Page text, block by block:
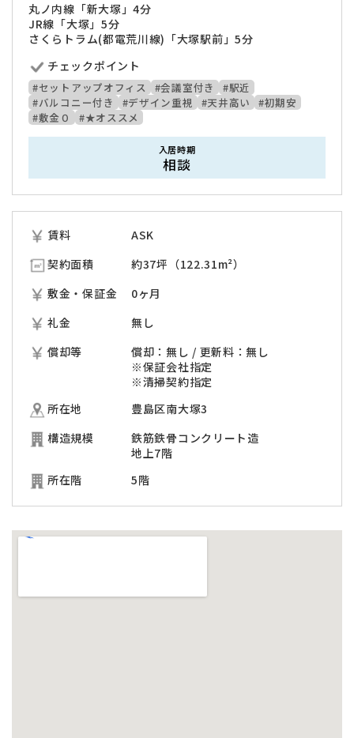
丸ノ内線「新大塚」4分
JR線「大塚」5分
さくらトラム(都電荒川線)「大塚駅前」5分
チェックポイント
#セットアップオフィス #会議室付き
#駅近
#バルコニー付き
#デザイン重視 #天井高い
#初期安
#敷金０
#★オススメ
入居時期
相談
賃料
ASK
契約面積
約37坪（122.31m²）
敷金・保証金
0ヶ月
礼金
無し
償却等
償却：無し / 更新料：無し
※保証会社指定
※清掃契約指定
所在地
豊島区南大塚3
構造規模
鉄筋鉄骨コンクリート造
地上7階
所在階
5階